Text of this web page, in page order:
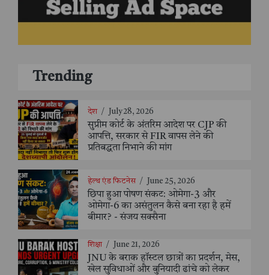
Trending
देश / July 28, 2026
सुप्रीम कोर्ट के अंतरिम आदेश पर CJP की
आपत्ति, सरकार से FIR वापस लेने की
प्रतिबद्धता निभाने की मांग
हेल्थ एंड फिटनेस / June 25, 2026
छिपा हुआ पोषण संकट: ओमेगा-3 और
ओमेगा-6 का असंतुलन कैसे बना रहा है हमें
बीमार? - संजय सक्सैना
शिक्षा / June 21, 2026
JNU के बराक हॉस्टल छात्रों का प्रदर्शन, मेस,
खेल सुविधाओं और बुनियादी ढांचे को लेकर